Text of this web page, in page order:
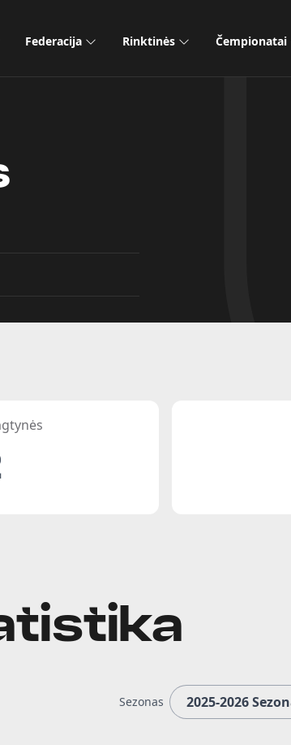
Federacija Rinktinės Čempionatai
Sezonas